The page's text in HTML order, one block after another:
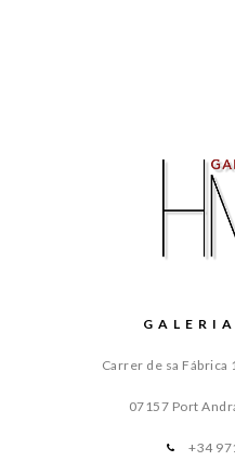
Carrer de sa Fábrica
07157 Port
+34